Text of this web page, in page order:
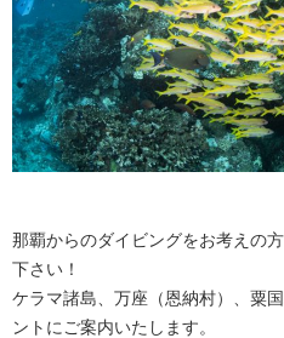
那覇からのダイビングをお考えの
下さい！
ケラマ諸島、万座（恩納村）、粟
ントにご案内いたします。